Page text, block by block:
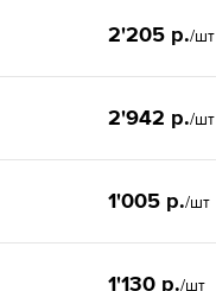
2'205 р./шт
2'942 р./шт
1'005 р./шт
1'130 р./шт